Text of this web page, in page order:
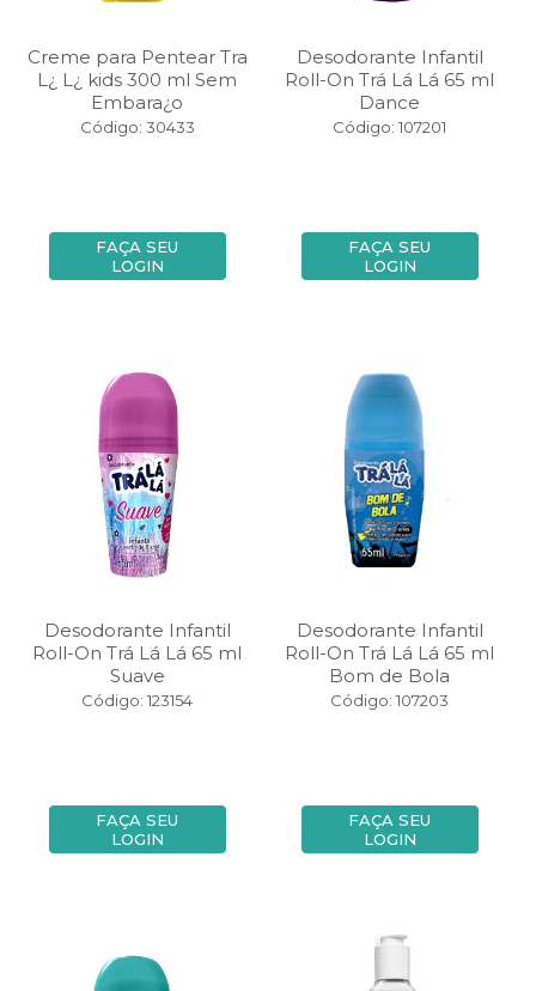
Creme para Pentear Tra
L¿ L¿ kids 300 ml Sem
Embara¿o
Código: 30433
FAÇA SEU
LOGIN
Desodorante Infantil
Roll-On Trá Lá Lá 65 ml
Dance
Código: 107201
FAÇA SEU
LOGIN
Desodorante Infantil
Roll-On Trá Lá Lá 65 ml
Suave
Código: 123154
FAÇA SEU
LOGIN
Desodorante Infantil
Roll-On Trá Lá Lá 65 ml
Bom de Bola
Código: 107203
FAÇA SEU
LOGIN